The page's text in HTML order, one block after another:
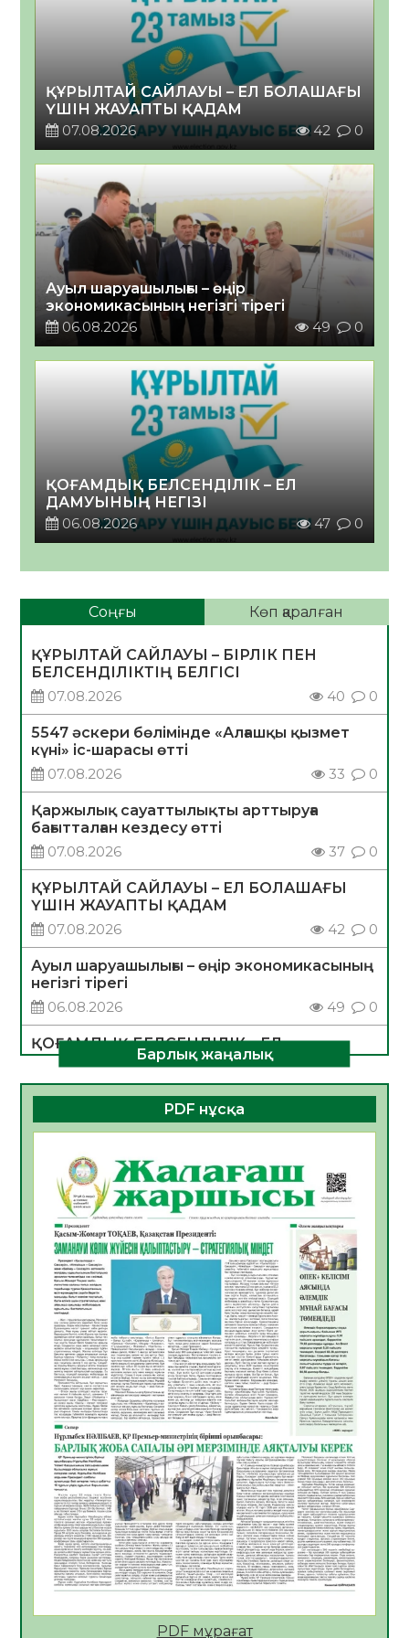
ҚҰРЫЛТАЙ САЙЛАУЫ – ЕЛ БОЛАШАҒЫ
ҮШІН ЖАУАПТЫ ҚАДАМ
07.08.2026
42 0
Ауыл шаруашылығы – өңір
экономикасының негізгі тірегі
06.08.2026
49 0
ҚОҒАМДЫҚ БЕЛСЕНДІЛІК – ЕЛ
ДАМУЫНЫҢ НЕГІЗІ
06.08.2026
47 0
Соңғы Көп қаралған
ҚҰРЫЛТАЙ САЙЛАУЫ – БІРЛІК ПЕН
БЕЛСЕНДІЛІКТІҢ БЕЛГІСІ
07.08.2026
40 0
5547 әскери бөлімінде «Алғашқы қызмет
күні» іс-шарасы өтті
07.08.2026
33 0
Қаржылық сауаттылықты арттыруға
бағытталған кездесу өтті
07.08.2026
37 0
ҚҰРЫЛТАЙ САЙЛАУЫ – ЕЛ БОЛАШАҒЫ
ҮШІН ЖАУАПТЫ ҚАДАМ
07.08.2026
42 0
Ауыл шаруашылығы – өңір экономикасының
негізгі тірегі
06.08.2026
49 0
ҚОҒАМДЫҚ БЕЛСЕНДІЛІК – ЕЛ
ДАМУЫНЫҢ НЕГІЗІ
06.08.2026
47 0
ҚҰРЫЛТАЙ САЙЛАУЫ – БОЛАШАҚҚА
БАСТАР ЖАУАПТЫ ТАҢДАУ
06.08.2026
Инфекциялық ауруларға қарсы иммундау
жұмыстарының тиімділігі
06.08.2026
51
Көкжөтел ауруы туралы
06.08.2026
48
АПВ вакцинасы туралы мәлімет
06.08.2026
46
Open Air: Қызылорда облысы полиция
департаменті 20 мыңнан астам
көрерменнің қауіпсіздігін қамтамасыз етті
06.08.2026
60
ҚЫЗЫЛОРДАДА «САНАЛЫ ҰРПАҚ –
ЖАРҚЫН БОЛАШАҚ» АТТЫ КЕҢЕЙТІЛГЕН
МӘЖІЛІС ӨТТІ
05.08.2026
61
Қазақстан Орталық Азиядағы көшуге ең
Барлық жаңалық
PDF нұсқа
PDF мұрағат